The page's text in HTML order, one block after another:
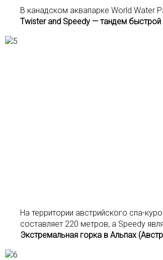
В канадском аквапарке World Water
Twister and Speedy — тандем быстрой
На территории австрийского спа-
составляет 220 метров, а Speedy
Экстремальная горка в Альпах